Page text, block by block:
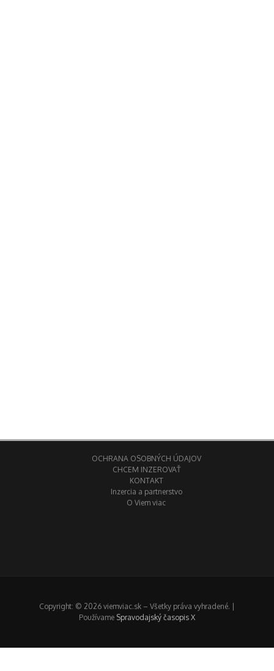
OCHRANA OSOBNÝCH ÚDAJOV
CHCEM INZEROVAŤ
KONTAKT
Inzercia a partnerstvo
O Viem viac
Copyright: © 2026 viemviac.sk – Všetky práva vyhradené. |
Používame Spravodajský časopis X